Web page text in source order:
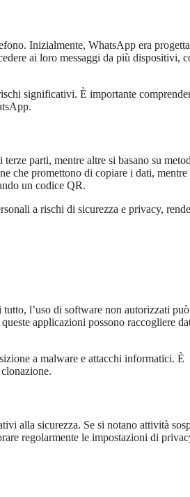
Inizialmente, WhatsApp era
ai loro messaggi da più dispositivi,
significativi. È importante
parti, mentre altre si basano su
che promettono di copiare i dati,
un codice QR.
a rischi di sicurezza e privacy,
l’uso di software non autorizzati può
applicazioni possono raccogliere
a malware e attacchi informatici. È
alla sicurezza. Se si notano attività
regolarmente le impostazioni di